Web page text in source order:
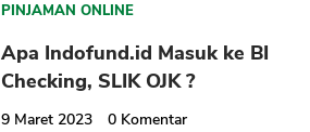
PINJAMAN ONLINE
Apa Indofund.id Masuk ke BI
Checking, SLIK OJK ?
9 Maret 2023 0 Komentar